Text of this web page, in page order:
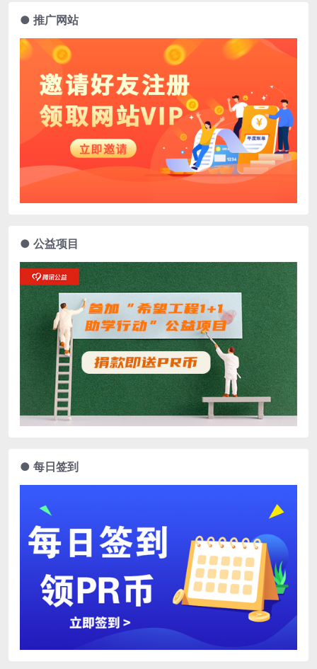
● 推广网站
● 公益项目
● 每日签到